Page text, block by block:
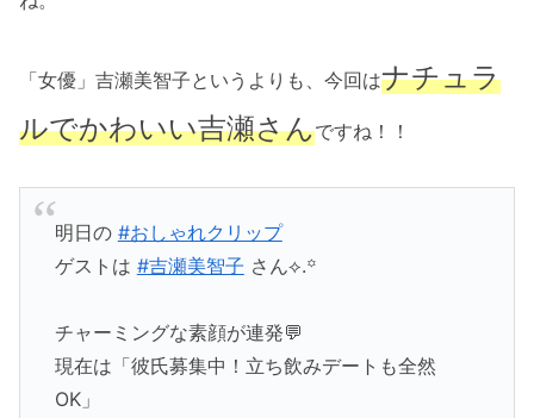
「女優」吉瀬美智子というよりも、今回はナチュラ
ルでかわいい吉瀬さんですね！！
明日の #おしゃれクリップ
ゲストは #吉瀬美智子 さん⟡.꙳
チャーミングな素顔が連発💬
現在は「彼氏募集中！立ち飲みデートも全然
OK」